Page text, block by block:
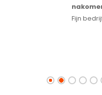
Fijn bedrijf en goede